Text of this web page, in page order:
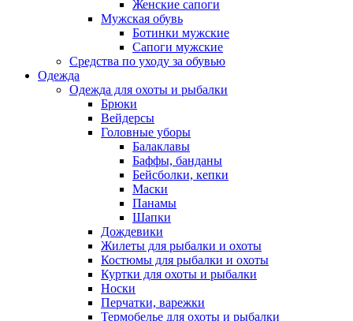
Женские сапоги
Мужская обувь
Ботинки мужские
Сапоги мужские
Средства по уходу за обувью
Одежда
Одежда для охоты и рыбалки
Брюки
Вейдерсы
Головные уборы
Балаклавы
Баффы, банданы
Бейсболки, кепки
Маски
Панамы
Шапки
Дождевики
Жилеты для рыбалки и охоты
Костюмы для рыбалки и охоты
Куртки для охоты и рыбалки
Носки
Перчатки, варежки
Термобелье для охоты и рыбалки